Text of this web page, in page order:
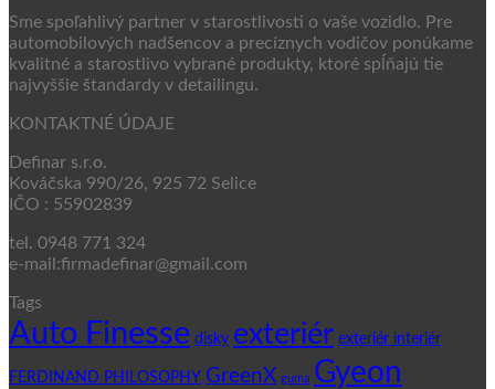
Sme spoľahlivý partner v starostlivosti o vaše vozidlo. Pre
automobilových nadšencov a precíznych vodičov ponúkame
kvalitné a starostlivo vybrané produkty, ktoré spĺňajú tie
najvyššie štandardy v detailingu.
KONTAKTNÉ ÚDAJE
Definar s.r.o.
Kováčska 990/26, 925 72 Selice
IČO : 55902839
tel. 0948 771 324
e-mail:firmadefinar@gmail.com
Tags
Auto Finesse disky exteriér exteriér interiér
FERDINAND PHILOSOPHY GreenX guma Gyeon